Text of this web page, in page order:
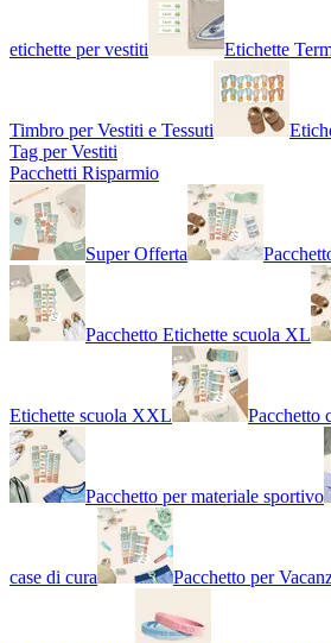
etichette per vestiti Etichette
Timbro per Vestiti e Tessuti
Tag per Vestiti
Pacchetti Risparmio
Super Offerta
Pacchetto Etichette scuola XL
Etichette scuola XXL Pacchetto
Pacchetto per materiale sportivo
case di cura Pacchetto per